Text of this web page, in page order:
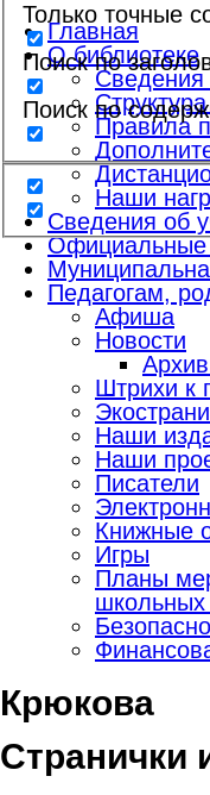
Только точные
Поиск по
Поиск по
Главная
О библиотеке
Сведения
Правила
Наши
Сведения об
Официальные
Педагогам,
Афиша
Новости
Штрихи к
Наши
Наши
Писатели
Книжные
Игры
Планы
школьных
Крюкова
Странички